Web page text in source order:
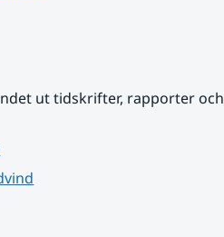
ut tidskrifter, rapporter och